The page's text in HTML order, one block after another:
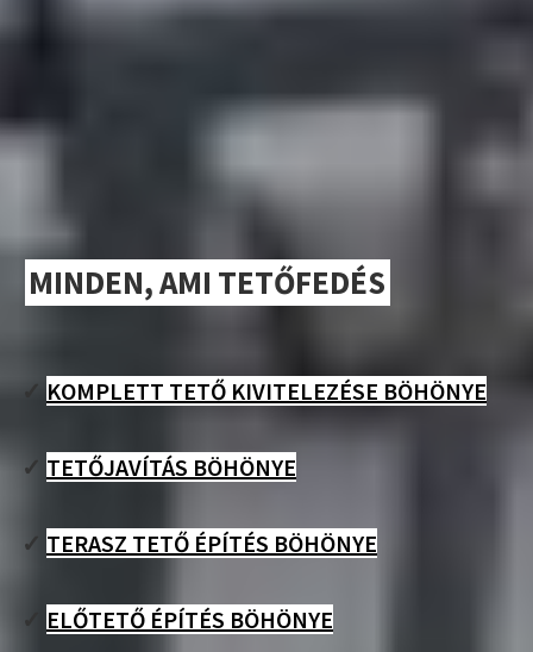
MINDEN, AMI TETŐFEDÉS
✓ KOMPLETT TETŐ KIVITELEZÉSE BÖHÖNYE
✓ TETŐJAVÍTÁS BÖHÖNYE
✓ TERASZ TETŐ ÉPÍTÉS BÖHÖNYE
✓ ELŐTETŐ ÉPÍTÉS BÖHÖNYE